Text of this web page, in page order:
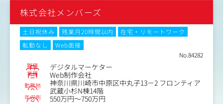
株式会社メンバーズ
土日祝休み 残業月20時間以内
在宅・リモートワーク
転勤なし
Web面接
No.84282
職種 デジタルマーケター
業種 Web制作会社
勤務地
神奈川県川崎市中原区中丸子13－2 フロンティア
武蔵小杉N棟14階
年収例
550万円～750万円